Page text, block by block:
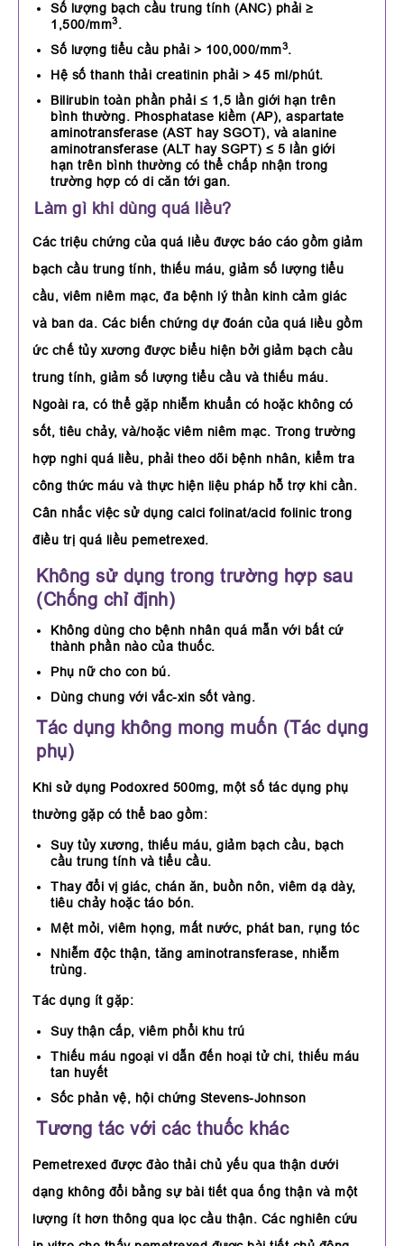
Số lượng bạch cầu trung tính (ANC) phải ≥
1,500/mm3.
Số lượng tiểu cầu phải > 100,000/mm3.
Hệ số thanh thải creatinin phải > 45 ml/phút.
Bilirubin toàn phần phải ≤ 1,5 lần giới hạn trên
bình thường. Phosphatase kiềm (AP), aspartate
aminotransferase (AST hay SGOT), và alanine
aminotransferase (ALT hay SGPT) ≤ 5 lần giới
hạn trên bình thường có thể chấp nhận trong
trường hợp có di căn tới gan.
Làm gì khi dùng quá liều?
Các triệu chứng của quá liều được báo cáo gồm giảm
bạch cầu trung tính, thiếu máu, giảm số lượng tiểu
cầu, viêm niêm mạc, đa bệnh lý thần kinh cảm giác
và ban da. Các biến chứng dự đoán của quá liều gồm
ức chế tủy xương được biểu hiện bởi giảm bạch cầu
trung tính, giảm số lượng tiểu cầu và thiếu máu.
Ngoài ra, có thể gặp nhiễm khuẩn có hoặc không có
sốt, tiêu chảy, và/hoặc viêm niêm mạc. Trong trường
hợp nghi quá liều, phải theo dõi bệnh nhân, kiểm tra
công thức máu và thực hiện liệu pháp hỗ trợ khi cần.
Cân nhắc việc sử dụng calci folinat/acid folinic trong
điều trị quá liều pemetrexed.
Không sử dụng trong trường hợp sau
(Chống chỉ định)
Không dùng cho bệnh nhân quá mẫn với bất cứ
thành phần nào của thuốc.
Phụ nữ cho con bú.
Dùng chung với vắc-xin sốt vàng.
Tác dụng không mong muốn (Tác dụng
phụ)
Khi sử dụng Podoxred 500mg, một số tác dụng phụ
thường gặp có thể bao gồm:
Suy tủy xương, thiếu máu, giảm bạch cầu, bạch
cầu trung tính và tiểu cầu.
Thay đổi vị giác, chán ăn, buồn nôn, viêm dạ dày,
tiêu chảy hoặc táo bón.
Mệt mỏi, viêm họng, mất nước, phát ban, rụng tóc
Nhiễm độc thận, tăng aminotransferase, nhiễm
trùng.
Tác dụng ít gặp:
Suy thận cấp, viêm phổi khu trú
Thiếu máu ngoại vi dẫn đến hoại tử chi, thiếu máu
tan huyết
Sốc phản vệ, hội chứng Stevens-Johnson
Tương tác với các thuốc khác
Pemetrexed được đào thải chủ yếu qua thận dưới
dạng không đổi bằng sự bài tiết qua ống thận và một
lượng ít hơn thông qua lọc cầu thận. Các nghiên cứu